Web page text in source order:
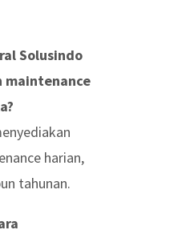
Solusindo
maintenance
harian,
tahunan.